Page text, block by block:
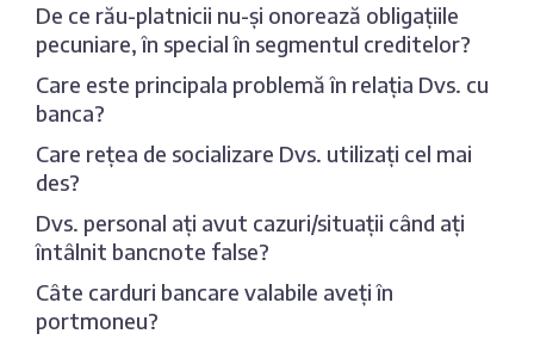
De ce rău-platnicii nu-și onorează obligațiile
pecuniare, în special în segmentul creditelor?
Care este principala problemă în relația Dvs. cu
banca?
Care rețea de socializare Dvs. utilizați cel mai
des?
Dvs. personal ați avut cazuri/situații când ați
întâlnit bancnote false?
Câte carduri bancare valabile aveți în
portmoneu?